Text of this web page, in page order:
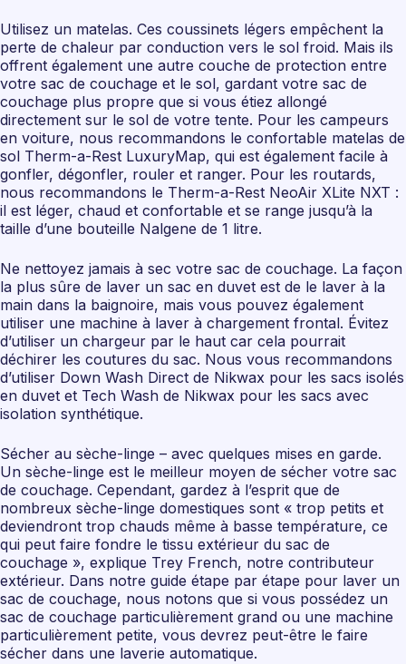
Utilisez un matelas. Ces coussinets légers empêchent la
perte de chaleur par conduction vers le sol froid. Mais ils
offrent également une autre couche de protection entre
votre sac de couchage et le sol, gardant votre sac de
couchage plus propre que si vous étiez allongé
directement sur le sol de votre tente. Pour les campeurs
en voiture, nous recommandons le confortable matelas de
sol Therm-a-Rest LuxuryMap, qui est également facile à
gonfler, dégonfler, rouler et ranger. Pour les routards,
nous recommandons le Therm-a-Rest NeoAir XLite NXT :
il est léger, chaud et confortable et se range jusqu’à la
taille d’une bouteille Nalgene de 1 litre.
Ne nettoyez jamais à sec votre sac de couchage. La façon
la plus sûre de laver un sac en duvet est de le laver à la
main dans la baignoire, mais vous pouvez également
utiliser une machine à laver à chargement frontal. Évitez
d’utiliser un chargeur par le haut car cela pourrait
déchirer les coutures du sac. Nous vous recommandons
d’utiliser Down Wash Direct de Nikwax pour les sacs isolés
en duvet et Tech Wash de Nikwax pour les sacs avec
isolation synthétique.
Sécher au sèche-linge – avec quelques mises en garde.
Un sèche-linge est le meilleur moyen de sécher votre sac
de couchage. Cependant, gardez à l’esprit que de
nombreux sèche-linge domestiques sont « trop ​​petits et
deviendront trop chauds même à basse température, ce
qui peut faire fondre le tissu extérieur du sac de
couchage », explique Trey French, notre contributeur
extérieur. Dans notre guide étape par étape pour laver un
sac de couchage, nous notons que si vous possédez un
sac de couchage particulièrement grand ou une machine
particulièrement petite, vous devrez peut-être le faire
sécher dans une laverie automatique.